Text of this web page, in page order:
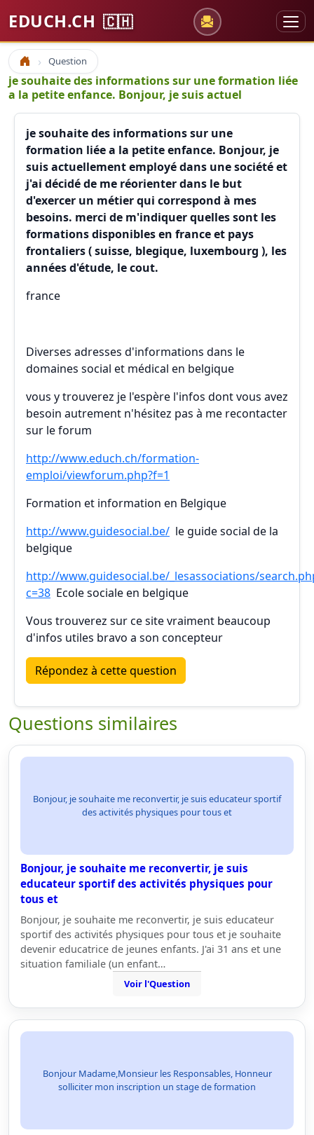
EDUCH.CH 🇨🇭
Accueil Question
je souhaite des informations sur une formation liée
a la petite enfance. Bonjour, je suis actuel
je souhaite des informations sur une
formation liée a la petite enfance. Bonjour, je
suis actuellement employé dans une société et
j'ai décidé de me réorienter dans le but
d'exercer un métier qui correspond à mes
besoins. merci de m'indiquer quelles sont les
formations disponibles en france et pays
frontaliers ( suisse, blegique, luxembourg ), les
années d'étude, le cout.
france
Diverses adresses d'informations dans le
domaines social et médical en belgique
vous y trouverez je l'espère l'infos dont vous avez
besoin autrement n'hésitez pas à me recontacter
sur le forum
http://www.educh.ch/formation-
emploi/viewforum.php?f=1
Formation et information en Belgique
http://www.guidesocial.be/ le guide social de la
belgique
http://www.guidesocial.be/_lesassociations/
c=38 Ecole sociale en belgique
Vous trouverez sur ce site vraiment beaucoup
d'infos utiles bravo a son concepteur
Répondez à cette question
Questions similaires
Bonjour, je souhaite me reconvertir, je suis educateur sportif
des activités physiques pour tous et
Bonjour, je souhaite me reconvertir, je suis
educateur sportif des activités physiques pour
tous et
Bonjour, je souhaite me reconvertir, je suis educateur
sportif des activités physiques pour tous et je souhaite
devenir educatrice de jeunes enfants. J'ai 31 ans et une
situation familiale (un enfant…
Voir l'Question
Bonjour Madame,Monsieur les Responsables, Honneur
solliciter mon inscription un stage de formation